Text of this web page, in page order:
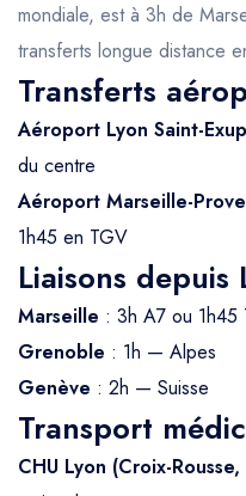
mondiale, est à 3h de
transferts longue distance
Transferts
Aéroport Lyon Saint-
du centre
Aéroport Marseille-
1h45 en TGV
Liaisons depuis
Marseille : 3h A7 ou 1h45
Grenoble : 1h — Alpes
Genève : 2h — Suisse
Transport
CHU Lyon (Croix-